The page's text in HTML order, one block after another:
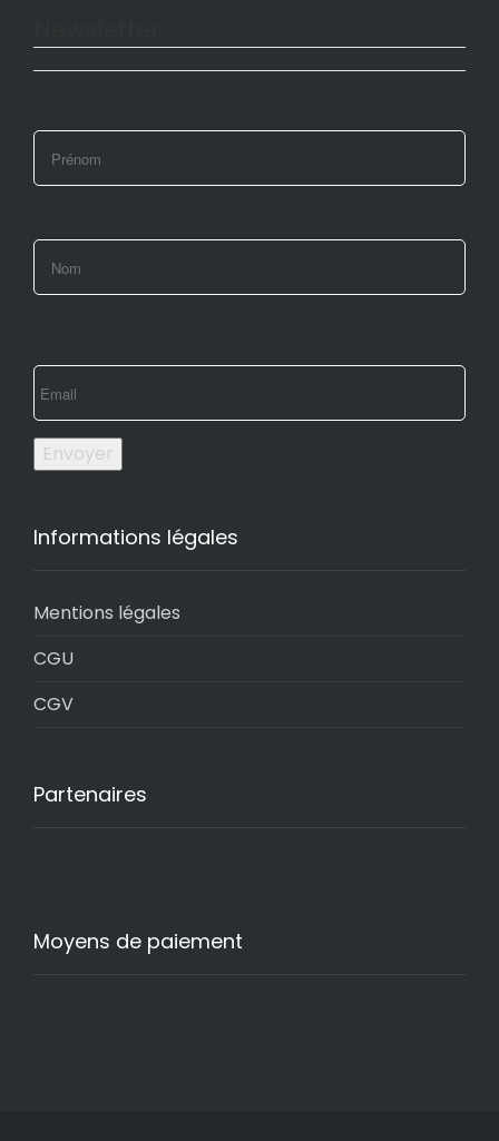
Envoyer
Informations légales
Mentions légales
CGU
CGV
Partenaires
Moyens de paiement